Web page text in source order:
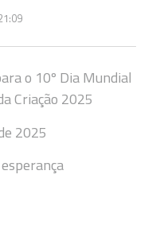
o 10º Dia Mundial
Criação 2025
2025